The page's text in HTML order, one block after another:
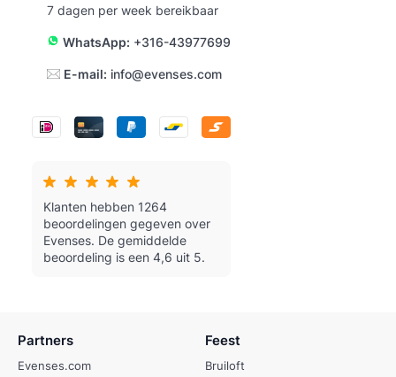
7 dagen per week bereikbaar
WhatsApp: +316-43977699
E-mail: info@evenses.com
Klanten hebben 1264
beoordelingen gegeven over
Evenses. De gemiddelde
beoordeling is een 4,6 uit 5.
Partners
Evenses.com
Feest
Bruiloft